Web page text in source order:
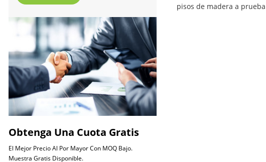
Obtenga Una Cuota Gratis
El Mejor Precio Al Por Mayor Con MOQ Bajo.
Muestra Gratis Disponible.
pisos de madera a